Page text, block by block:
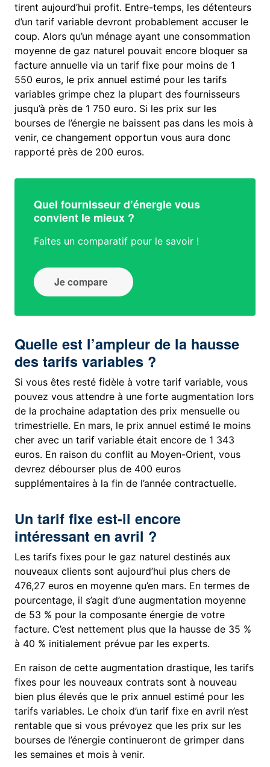
tirent aujourd’hui profit. Entre-temps, les détenteurs
d’un tarif variable devront probablement accuser le
coup. Alors qu’un ménage ayant une consommation
moyenne de gaz naturel pouvait encore bloquer sa
facture annuelle via un tarif fixe pour moins de 1
550 euros, le prix annuel estimé pour les tarifs
variables grimpe chez la plupart des fournisseurs
jusqu’à près de 1 750 euro. Si les prix sur les
bourses de l’énergie ne baissent pas dans les mois à
venir, ce changement opportun vous aura donc
rapporté près de 200 euros.
Quel fournisseur d’énergie vous
convient le mieux ?
Faites un comparatif pour le savoir !
Je compare
Quelle est l’ampleur de la hausse
des tarifs variables ?
Si vous êtes resté fidèle à votre tarif variable, vous
pouvez vous attendre à une forte augmentation lors
de la prochaine adaptation des prix mensuelle ou
trimestrielle. En mars, le prix annuel estimé le moins
cher avec un tarif variable était encore de 1 343
euros. En raison du conflit au Moyen-Orient, vous
devrez débourser plus de 400 euros
supplémentaires à la fin de l’année contractuelle.
Un tarif fixe est-il encore
intéressant en avril ?
Les tarifs fixes pour le gaz naturel destinés aux
nouveaux clients sont aujourd’hui plus chers de
476,27 euros en moyenne qu’en mars. En termes de
pourcentage, il s’agit d’une augmentation moyenne
de 53 % pour la composante énergie de votre
facture. C’est nettement plus que la hausse de 35 %
à 40 % initialement prévue par les experts.
En raison de cette augmentation drastique, les tarifs
fixes pour les nouveaux contrats sont à nouveau
bien plus élevés que le prix annuel estimé pour les
tarifs variables. Le choix d’un tarif fixe en avril n’est
rentable que si vous prévoyez que les prix sur les
bourses de l’énergie continueront de grimper dans
les semaines et mois à venir.